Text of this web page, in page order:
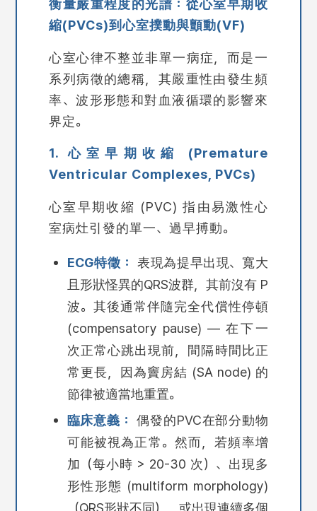
衡量嚴重程度的光譜：從心室早期收
縮(PVCs)到心室撲動與顫動(VF)
心室心律不整並非單一病症，而是一
系列病徵的總稱，其嚴重性由發生頻
率、波形形態和對血液循環的影響來
界定。
1. 心室早期收縮 (Premature
Ventricular Complexes, PVCs)
心室早期收縮 (PVC) 指由易激性心
室病灶引發的單一、過早搏動。
ECG特徵： 表現為提早出現、寬大
且形狀怪異的QRS波群，其前沒有 P
波。其後通常伴隨完全代償性停頓
(compensatory pause) — 在下一
次正常心跳出現前，間隔時間比正
常更長，因為竇房結 (SA node) 的
節律被適當地重置。
臨床意義： 偶發的PVC在部分動物
可能被視為正常。然而，若頻率增
加（每小時 > 20-30 次）、出現多
形性形態 (multiform morphology)
（QRS形狀不同），或出現連續多個